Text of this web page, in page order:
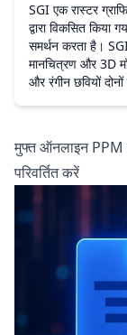
SGI एक रास्टर
द्वारा विकसित किया
समर्थन करता है।
मानचित्रण और 3D
और रंगीन छवियों
मुफ्त ऑनलाइन PPM
परिवर्तित करें